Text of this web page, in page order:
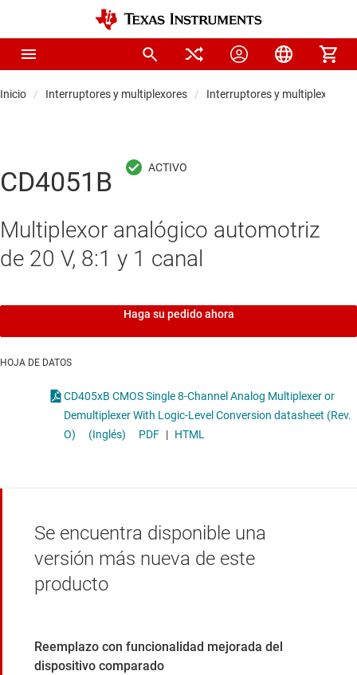
Inicio Interruptores y multiplexores Interruptores y multiplexores
CD4051B
Multiplexor analógico automotriz
de 20 V, 8:1 y 1 canal
Haga su pedido ahora
HOJA DE DATOS
CD405xB CMOS Single 8-Channel Analog Multiplexer or
Demultiplexer With Logic-Level Conversion datasheet (Rev.
O)
(Inglés) PDF | HTML
Se encuentra disponible una
versión más nueva de este
producto
Reemplazo con funcionalidad mejorada del
dispositivo comparado